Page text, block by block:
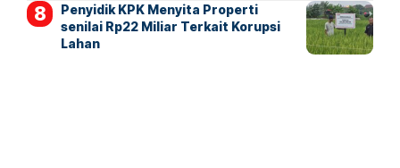
Penyidik KPK Menyita Properti
senilai Rp22 Miliar Terkait Korupsi
Lahan